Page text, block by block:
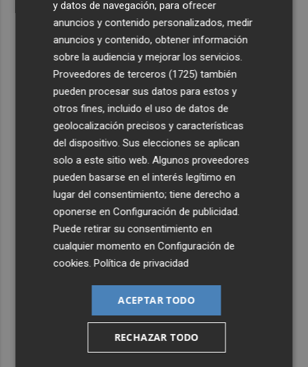
y datos de navegación, para ofrecer
anuncios y contenido personalizados, medir
anuncios y contenido, obtener información
sobre la audiencia y mejorar los servicios.
Proveedores de terceros (1725) también
pueden procesar sus datos para estos y
otros fines, incluido el uso de datos de
geolocalización precisos y características
del dispositivo. Sus elecciones se aplican
solo a este sitio web. Algunos proveedores
pueden basarse en el interés legítimo en
lugar del consentimiento; tiene derecho a
oponerse enConfiguración de publicidad
Puede retirar su consentimiento en
cualquier momento enConfiguración de
cookies .Política de privacidad
ACEPTAR TODO
RECHAZAR TODO